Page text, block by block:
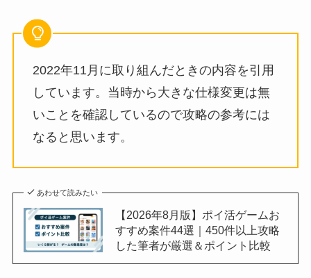
2022年11月に取り組んだときの内容を引用
しています。当時から大きな仕様変更は無
いことを確認しているので攻略の参考には
なると思います。
あわせて読みたい
【2026年8月版】ポイ活ゲームお
すすめ案件44選｜450件以上攻略
した筆者が厳選＆ポイント比較